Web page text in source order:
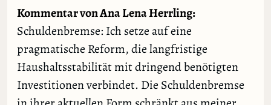
Kommentar von Ana Lena Herrling:
Schuldenbremse: Ich setze auf eine
pragmatische Reform, die langfristige
Haushaltsstabilität mit dringend benötigten
Investitionen verbindet. Die Schuldenbremse